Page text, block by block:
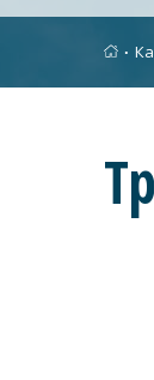
∙